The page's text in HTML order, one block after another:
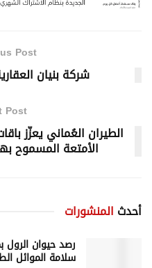
Post
شركة بنيان
Post
الطيران العُماني يعزّز
الأمتعة المسموح
أحدث المنشورات
رصد حيوان الرول
سلامة الموائل